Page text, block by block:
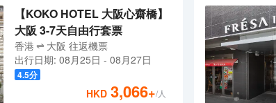
【KOKO HOTEL 大阪心齋橋】
大阪 3-7天自由行套票
香港 大阪 往返機票
出行日期: 08月25日 - 08月27日
4.5分
HKD 3,066+/人